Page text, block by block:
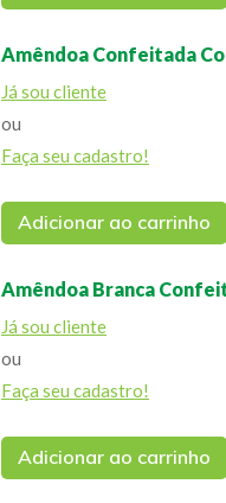
Amêndoa Confeitada
Já sou cliente
ou
Faça seu cadastro!
Adicionar ao carrinho
Amêndoa Branca
Já sou cliente
ou
Faça seu cadastro!
Adicionar ao carrinho